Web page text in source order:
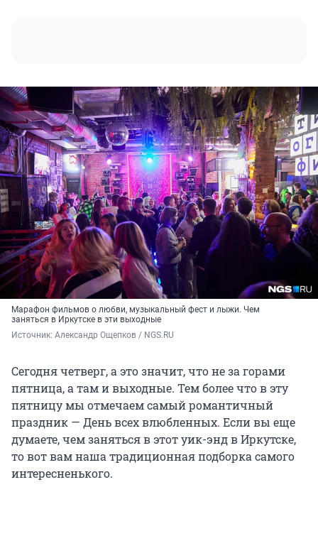
Марафон фильмов о любви, музыкальный фест и лыжи. Чем
заняться в Иркутске в эти выходные
Источник: Александр Ощепков / NGS.RU
Сегодня четверг, а это значит, что не за горами
пятница, а там и выходные. Тем более что в эту
пятницу мы отмечаем самый романтичный
праздник — День всех влюбленных. Если вы еще
думаете, чем заняться в этот уик-энд в Иркутске,
то вот вам наша традиционная подборка самого
интересненького.